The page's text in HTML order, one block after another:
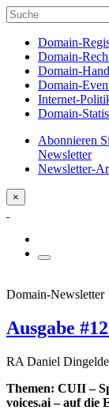
Domain-
Domain-
Domain-
Domain-
Internet-
Domain-
Abonnieren
Newsletter
Newsletter-
×
Domain-Newsletter
Ausgabe
RA Daniel
Themen: CUII –
voices.ai – auf die